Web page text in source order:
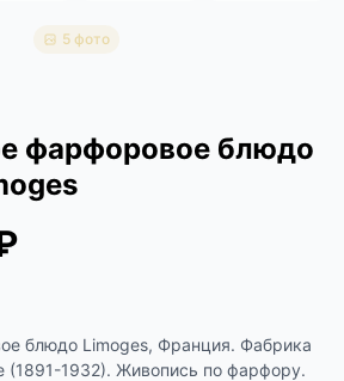
5 фото
фарфоровое блюдо
блюдо Limoges, Франция. Фабрика
(1891-1932). Живопись по фарфору.